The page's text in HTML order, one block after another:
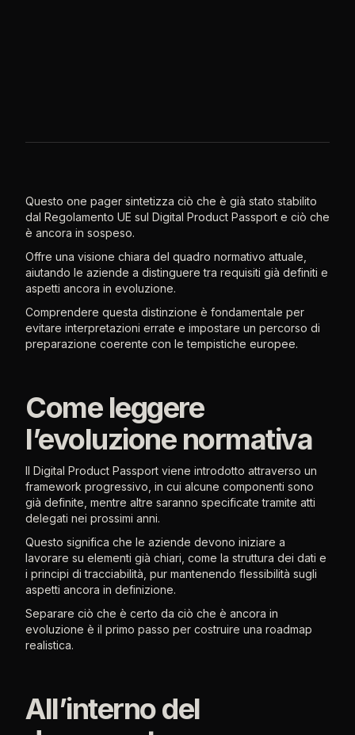
Questo one pager sintetizza ciò che è già stato stabilito
dal Regolamento UE sul Digital Product Passport e ciò che
è ancora in sospeso.
Offre una visione chiara del quadro normativo attuale,
aiutando le aziende a distinguere tra requisiti già definiti e
aspetti ancora in evoluzione.
Comprendere questa distinzione è fondamentale per
evitare interpretazioni errate e impostare un percorso di
preparazione coerente con le tempistiche europee.
Come leggere
l’evoluzione normativa
Il Digital Product Passport viene introdotto attraverso un
framework progressivo, in cui alcune componenti sono
già definite, mentre altre saranno specificate tramite atti
delegati nei prossimi anni.
Questo significa che le aziende devono iniziare a
lavorare su elementi già chiari, come la struttura dei dati e
i principi di tracciabilità, pur mantenendo flessibilità sugli
aspetti ancora in definizione.
Separare ciò che è certo da ciò che è ancora in
evoluzione è il primo passo per costruire una roadmap
realistica.
All’interno del